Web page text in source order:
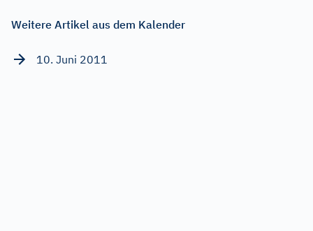
Weitere Artikel aus dem Kalender
10. Juni 2011